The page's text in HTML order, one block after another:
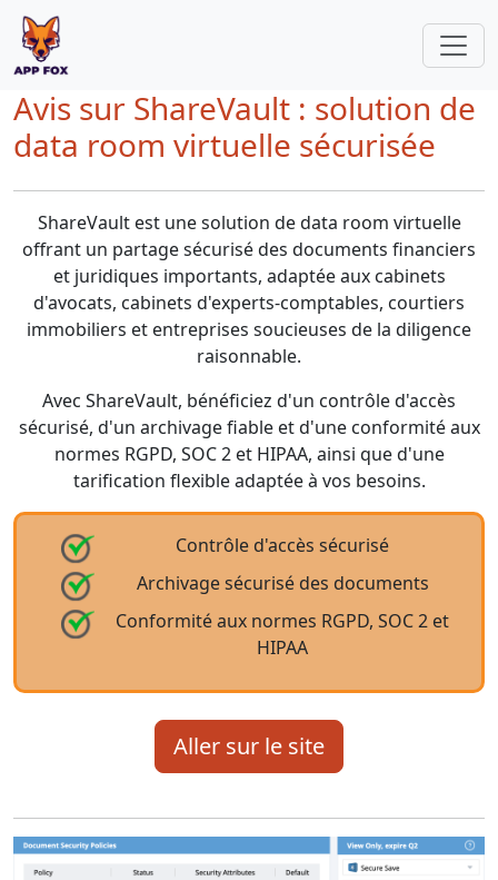
Avis sur ShareVault : solution de
data room virtuelle sécurisée
ShareVault est une solution de data room virtuelle
offrant un partage sécurisé des documents financiers
et juridiques importants, adaptée aux cabinets
d'avocats, cabinets d'experts-comptables, courtiers
immobiliers et entreprises soucieuses de la diligence
raisonnable.
Avec ShareVault, bénéficiez d'un contrôle d'accès
sécurisé, d'un archivage fiable et d'une conformité aux
normes RGPD, SOC 2 et HIPAA, ainsi que d'une
tarification flexible adaptée à vos besoins.
Contrôle d'accès sécurisé
Archivage sécurisé des documents
Conformité aux normes RGPD, SOC 2 et
HIPAA
Aller sur le site